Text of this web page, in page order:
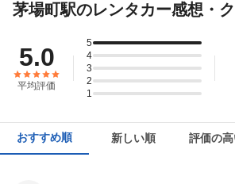
茅場町駅のレンタカー感想・
5.0
平均評価
5
4
3
2
1
おすすめ順 新しい順 評価の